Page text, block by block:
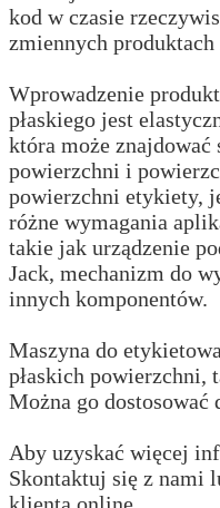
kod w czasie
zmiennych
Wprowadzenie
płaskiego jest
która może znajdować
powierzchni i
powierzchni etykiety,
różne wymagania
takie jak urządzenie
Jack, mechanizm do
innych komponentów.
Maszyna do
płaskich powierzchni,
Można go dostosować
Aby uzyskać więcej
Skontaktuj się z nami